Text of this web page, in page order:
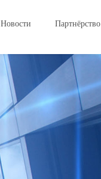
Новости Партнёрство